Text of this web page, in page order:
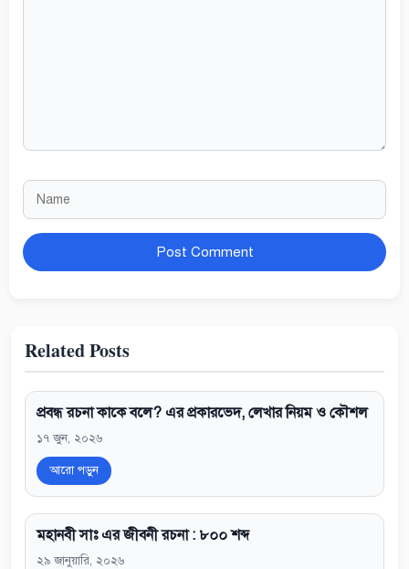
Name
Website
Related Posts
প্রবন্ধ রচনা কাকে বলে? এর প্রকারভেদ, লেখার নিয়ম ও কৌশল
১৭ জুন, ২০২৬
আরো পড়ুন
মহানবী সাঃ এর জীবনী রচনা : ৮০০ শব্দ
২৯ জানুয়ারি, ২০২৬